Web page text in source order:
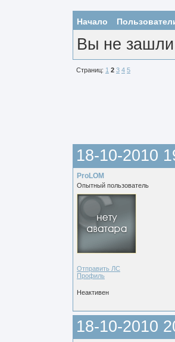
Начало
Вы не
Страниц: 1 2 3 4 5
18-10-2010
ProLOM
Опытный пользователь
Отправить ЛС
Профиль
Неактивен
18-10-2010